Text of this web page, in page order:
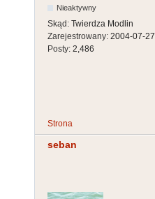
Nieaktywny
Skąd: Twierdza Modlin
Zarejestrowany: 2004-07-27
Posty: 2,486
Strona
seban